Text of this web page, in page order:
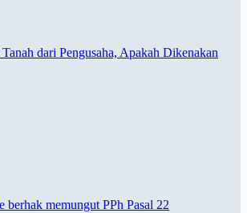
dari Pengusaha, Apakah Dikenakan
berhak memungut PPh Pasal 22